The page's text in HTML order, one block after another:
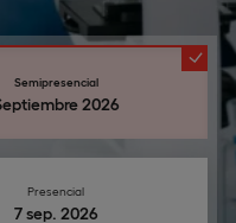
Semipresencial
Septiembre 2026
Presencial
7 sep. 2026